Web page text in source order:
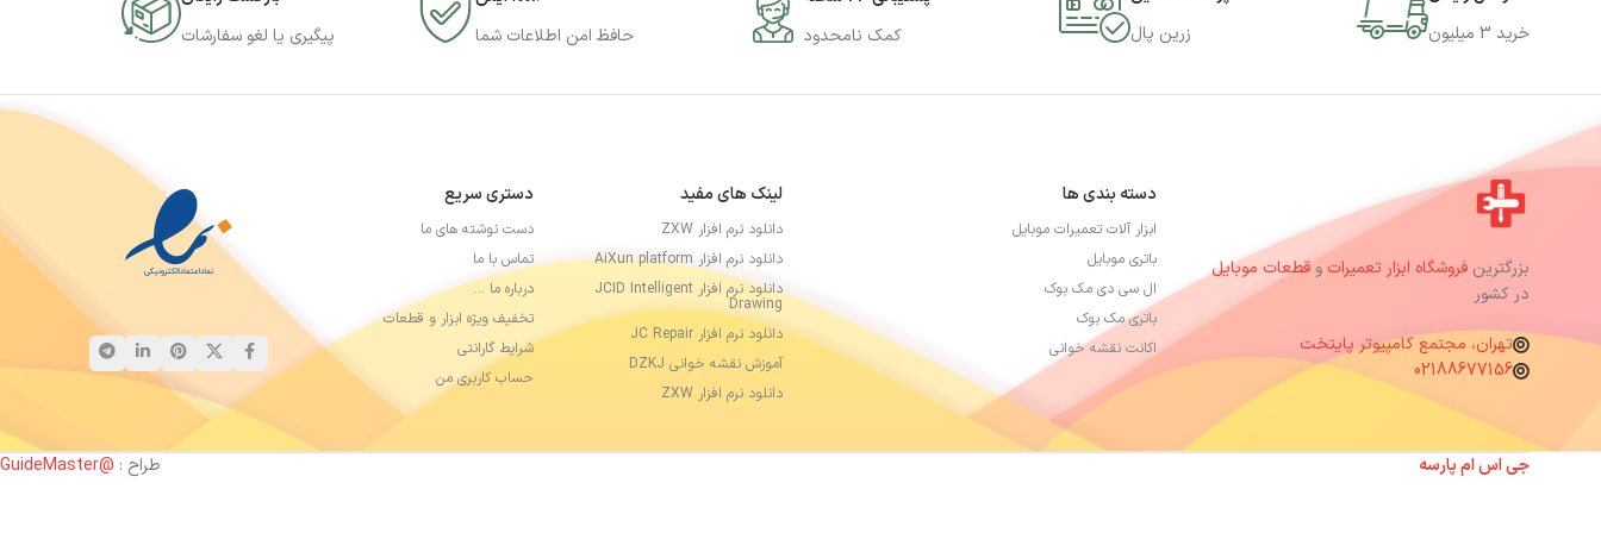
تماس باشید.
برای سفارش تک و یا عمده
می توانید با ما درتماسباشید.
خرید 3 میلیون
زرین پال
کمک نامحدود
حافظ امن اطلاعات شما
پیگیری یا لغو سفارشات
بزرگترین فروشگاه ابزار تعمیرات وقطعات موبایل
در کشور
تهران، مجتمع کامپیوتر پایتخت
02188677156
دسته بندی ها
ابزار آلات تعمیرات موبایل
باتری موبایل
ال سی دی مک بوک
باتری مک بوک
اکانت نقشه خوانی
لینک های مفید
دانلود نرم افزار ZXW
دانلود نرم افزار AiXun platform
دانلود نرم افزار JCID Intelligent
Drawing
دانلود نرم افزار JC Repair
آموزش نقشه خوانی DZKJ
دانلود نرم افزار ZXW
دستری سریع
دست نوشته های ما
تماس با ما
درباره ما …
تخفیف ویژه ابزار و قطعات
شرایط گارانتی
حساب کاربری من
جی اس ام پارسه طراح : @GuideMaster